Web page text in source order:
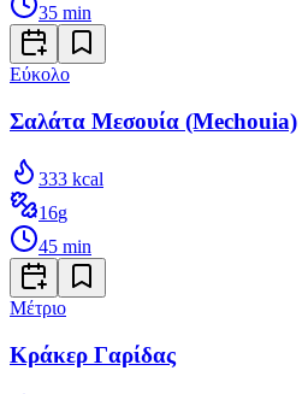
35 min
Εύκολο
Σαλάτα Μεσουία (Mechouia)
333 kcal
16g
45 min
Μέτριο
Κράκερ Γαρίδας